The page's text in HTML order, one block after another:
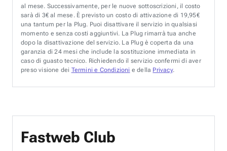
al mese. Successivamente, per le nuove sottoscrizioni, il costo
sarà di 3€ al mese. È previsto un costo di attivazione di 19,95€
una tantum per la Plug. Puoi disattivare il servizio in qualsiasi
momento e senza costi aggiuntivi. La Plug rimarrà tua anche
dopo la disattivazione del servizio. La Plug è coperta da una
garanzia di 24 mesi che include la sostituzione immediata in
caso di guasto tecnico. Richiedendo il servizio confermi di aver
preso visione dei Termini e Condizioni e della Privacy.
Fastweb Club